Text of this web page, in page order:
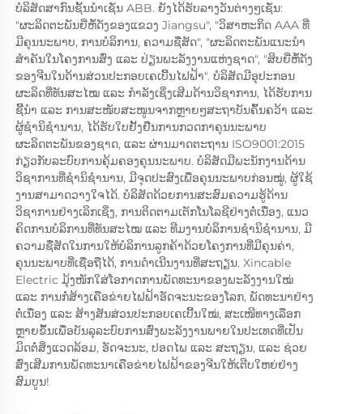
ບໍລິສັດສາກົນຊັ້ນນໍາເຊັ່ນ ABB. ຍັງໄດ້ຮັບລາງວັນຕ່າງໆເຊັ່ນ:
"ຜະລິດຕະພັນຍີ່ຫໍ້ດັງຂອງແຂວງ Jiangsu", "ວິສາຫະກິດ AAA ທີ່
ມີຄຸນນະພາບ, ການບໍລິການ, ຄວາມຊື່ສັດ", "ຜະລິດຕະພັນແນະນໍາ
ສໍາຄັນໃນໂຄງການສົ່ງ ແລະ ປ່ຽນພະລັງງານແຫ່ງຊາດ", "ສິບຍີ່ຫໍ້ດັງ
ຂອງຈີນໃນດ້ານສ່ວນປະກອບເຄເບີ້ນໄຟຟ້າ". ບໍລິສັດມີອຸປະກອນ
ຜະລິດທີ່ທັນສະໄໝ ແລະ ກໍາລັງເຊິ່ງເສີມດ້ານວິຊາການ, ໄດ້ຮັບການ
ຊີ້ນໍາ ແລະ ການສະໜັບສະໜູນຈາກຫຼາຍໆສະຖາບັນຄົ້ນຄວ້າ ແລະ
ຜູ້ຊໍານິຊໍານານ, ໄດ້ຮັບໃບຢັ້ງຢືນການກວດກາຄຸນນະພາບ
ຜະລິດຕະພັນຂອງຊາດ, ແລະ ຜ່ານມາດຕະຖານ ISO9001:2015
ກ່ຽວກັບລະບົບການຄຸ້ມຄອງຄຸນນະພາບ. ບໍລິສັດມີພະນັກງານດ້ານ
ວິຊາການທີ່ຊໍານິຊໍານານ, ມີຈຸດປະສົງເພື່ອຄຸນນະພາບກ່ອນໝູ່, ຜູ້ໃຊ້
ງານສາມາດວາງໃຈໄດ້. ບໍລິສັດດ້ວຍການສະສົມຄວາມຮູ້ດ້ານ
ວິຊາການຢ່າງເລິກເຊິ່ງ, ການຕິດຕາມເຕັກໂນໂລຊີຢ່າງຕໍ່ເນື່ອງ, ແນວ
ຄິດການບໍລິການທີ່ທັນສະໄໝ ແລະ ທີມງານບໍລິການຊໍານິຊໍານານ, ມີ
ຄວາມຊື່ສັດໃນການໃຫ້ບໍລິການລູກຄ້າດ້ວຍໂຄງການທີ່ມີຄຸນຄ່າ,
ຄຸນນະພາບທີ່ເຊື່ອຖືໄດ້, ການດໍາເນີນງານທີ່ສະຖຽນ. Xincable
Electric ມຸ້ງໜັກໃສ່ໂອກາດການພັດທະນາຂອງພະລັງງານໃໝ່
ແລະ ການກໍ່ສ້າງເຄືອຂ່າຍໄຟຟ້າອັດຈະນະຂອງໂລກ, ພັດທະນາຢ່າງ
ຕໍ່ເນື່ອງ ແລະ ສ້າງສັນສ່ວນປະກອບເຄເບີ້ນໃໝ່, ສະເໜີທາງເລືອກ
ຫຼາຍຂຶ້ນເພື່ອບັນລຸລະບົບການສົ່ງພະລັງງານພາຍໃນປະເທດທີ່ເປັນ
ມິດຕໍ່ສິ່ງແວດລ້ອມ, ອັດຈະນະ, ປອດໄພ ແລະ ສະຖຽນ, ແລະ ຊ່ວຍ
ສົ່ງເສີມການພັດທະນາເຄືອຂ່າຍໄຟຟ້າຂອງຈີນໃຫ້ເຕີບໃຫຍ່ຢ່າງ
ສົມບູນ!